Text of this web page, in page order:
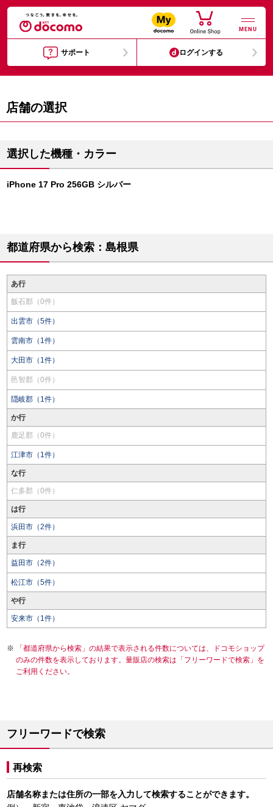
MENU
サポート ログインする
店舗の選択
選択した機種・カラー
iPhone 17 Pro 256GB シルバー
都道府県から検索：島根県
あ行
飯石郡（0件）
出雲市（5件）
雲南市（1件）
大田市（1件）
邑智郡（0件）
隠岐郡（1件）
か行
鹿足郡（0件）
江津市（1件）
な行
仁多郡（0件）
は行
浜田市（2件）
ま行
益田市（2件）
松江市（5件）
や行
安来市（1件）
「都道府県から検索」の結果で表示される件数については、ドコモショップ
のみの件数を表示しております。量販店の検索は「フリーワードで検索」を
ご利用ください。
フリーワードで検索
再検索
店舗名称または住所の一部を入力して検索することができます。